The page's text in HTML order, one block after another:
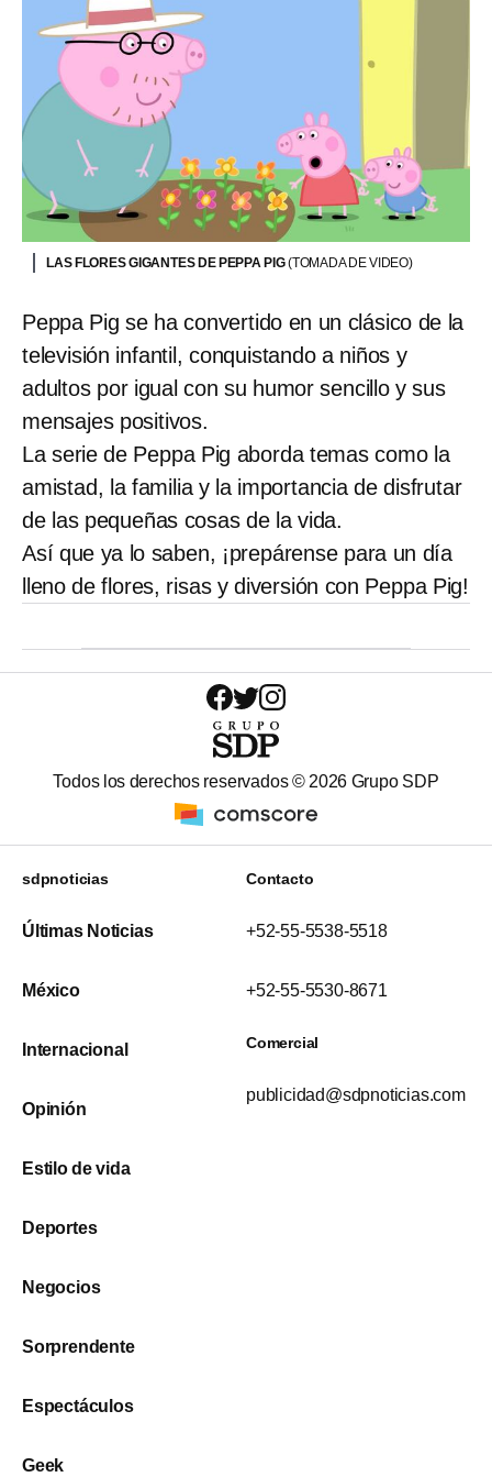
LAS FLORES GIGANTES DE PEPPA PIG(TOMADA DE VIDEO)
Peppa Pig se ha convertido en un clásico de la
televisión infantil, conquistando a niños y
adultos por igual con su humor sencillo y sus
mensajes positivos.
La serie de Peppa Pig aborda temas como la
amistad, la familia y la importancia de disfrutar
de las pequeñas cosas de la vida.
Así que ya lo saben, ¡prepárense para un día
lleno de flores, risas y diversión con Peppa Pig!
Todos los derechos reservados © 2026 Grupo SDP
sdpnoticias
Últimas Noticias
México
Internacional
Opinión
Estilo de vida
Deportes
Negocios
Sorprendente
Espectáculos
Geek
Contacto
+52-55-5538-5518
+52-55-5530-8671
Comercial
publicidad@sdpnoticias.com